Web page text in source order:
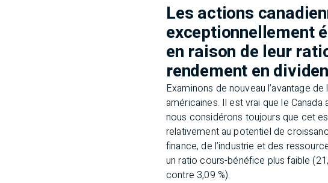
Les actions
exceptionnellement
en raison de leur
rendement en
Examinons de nouveau l’avantage
américaines. Il est vrai que le
nous considérons toujours que cet
relativement au potentiel de
finance, de l’industrie et des
un ratio cours-bénéfice plus faible
contre 3,09 %).